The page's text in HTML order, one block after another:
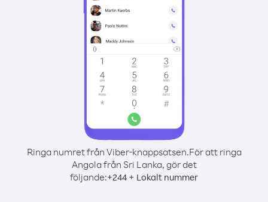
Ringa numret från Viber-knappsatsen.För att ringa
Angola från Sri Lanka, gör det
följande:+244 + Lokalt nummer